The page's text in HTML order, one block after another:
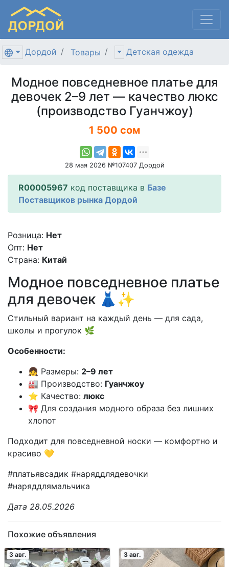
Дордой Товары Детская одежда
Модное повседневное платье для
девочек 2–9 лет — качество люкс
(производство Гуанчжоу)
1 500 сом
28 мая 2026 №107407 Дордой
R00005967 код поставщика в Базе
Поставщиков рынка Дордой
Розница: Нет
Опт: Нет
Страна: Китай
Модное повседневное платье
для девочек 👗✨
Стильный вариант на каждый день — для сада,
школы и прогулок 🌿
Особенности:
👧 Размеры: 2–9 лет
🏭 Производство: Гуанчжоу
⭐ Качество: люкс
🎀 Для создания модного образа без лишних
хлопот
Подходит для повседневной носки — комфортно и
красиво 💛
#платьявсадик #наряддлядевочки
#наряддлямальчика
Дата 28.05.2026
Похожие объявления
3 авг. 3 авг.